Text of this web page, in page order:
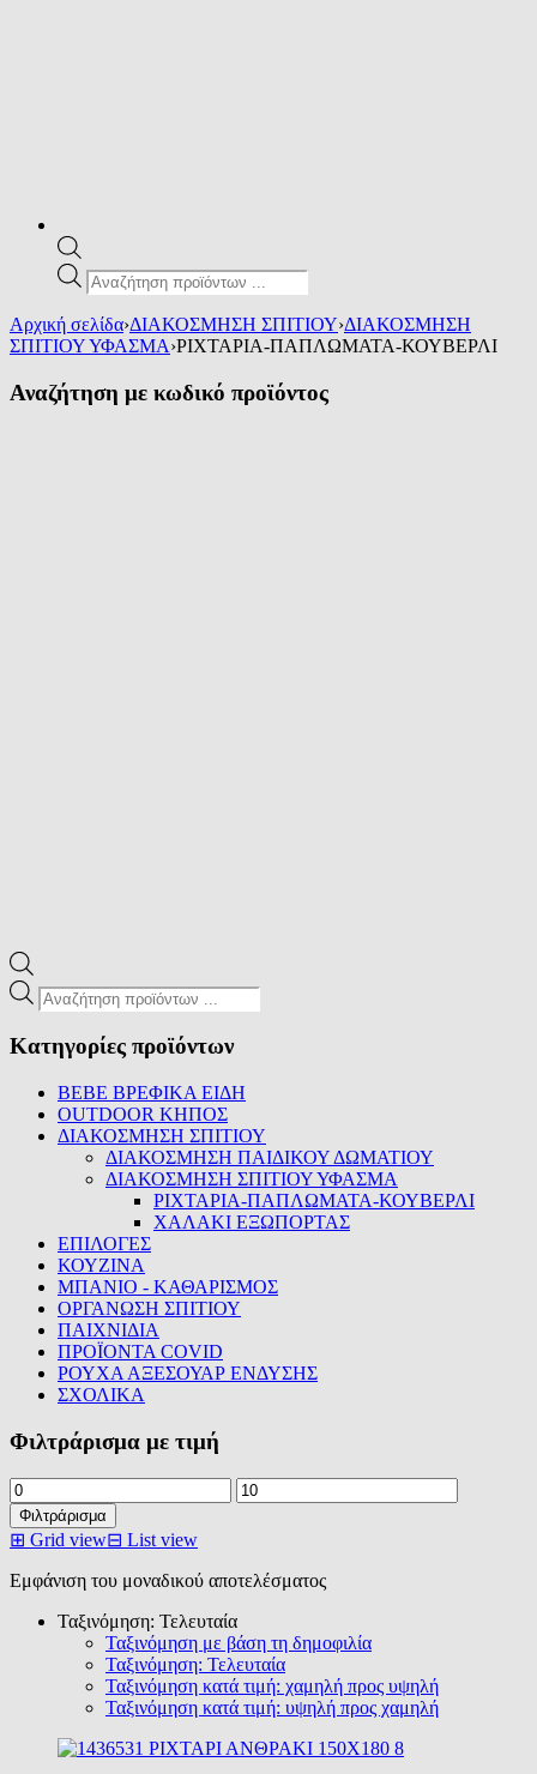
Products
search
Αρχική σελίδα›ΔΙΑΚΟΣΜΗΣΗ ΣΠΙΤΙΟΥ›ΔΙΑΚΟΣΜΗΣΗ
ΣΠΙΤΙΟΥ ΥΦΑΣΜΑ›ΡΙΧΤΑΡΙΑ-ΠΑΠΛΩΜΑΤΑ-ΚΟΥΒΕΡΛΙ
Αναζήτηση με κωδικό προϊόντος
Products
search
Κατηγορίες προϊόντων
BEBE ΒΡΕΦΙΚΑ ΕΙΔΗ
OUTDOOR ΚΗΠΟΣ
ΔΙΑΚΟΣΜΗΣΗ ΣΠΙΤΙΟΥ
ΔΙΑΚΟΣΜΗΣΗ ΠΑΙΔΙΚΟΥ ΔΩΜΑΤΙΟΥ
ΔΙΑΚΟΣΜΗΣΗ ΣΠΙΤΙΟΥ ΥΦΑΣΜΑ
ΡΙΧΤΑΡΙΑ-ΠΑΠΛΩΜΑΤΑ-ΚΟΥΒΕΡΛΙ
ΧΑΛΑΚΙ ΕΞΩΠΟΡΤΑΣ
ΕΠΙΛΟΓΕΣ
ΚΟΥΖΙΝΑ
ΜΠΑΝΙΟ - ΚΑΘΑΡΙΣΜΟΣ
ΟΡΓΑΝΩΣΗ ΣΠΙΤΙΟΥ
ΠΑΙΧΝΙΔΙΑ
ΠΡΟΪΟΝΤΑ COVID
ΡΟΥΧΑ ΑΞΕΣΟΥΑΡ ΕΝΔΥΣΗΣ
ΣΧΟΛΙΚΑ
Φιλτράρισμα με τιμή
Ελάχιστη
τιμή
Μέγιστη
τιμή
Φιλτράρισμα
⊞ Grid view⊟ List view
Εμφάνιση του μοναδικού αποτελέσματος
Ταξινόμηση: Τελευταία
Ταξινόμηση με βάση τη δημοφιλία
Ταξινόμηση: Τελευταία
Ταξινόμηση κατά τιμή: χαμηλή προς υψηλή
Ταξινόμηση κατά τιμή: υψηλή προς χαμηλή